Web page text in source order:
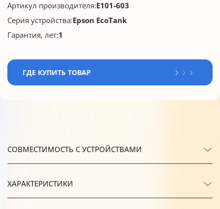
Артикул производителя:E101-603
Серия устройства:Epson EcoTank
Гарантия, лет:1
ГДЕ КУПИТЬ ТОВАР
СОВМЕСТИМОСТЬ С УСТРОЙСТВАМИ
ХАРАКТЕРИСТИКИ